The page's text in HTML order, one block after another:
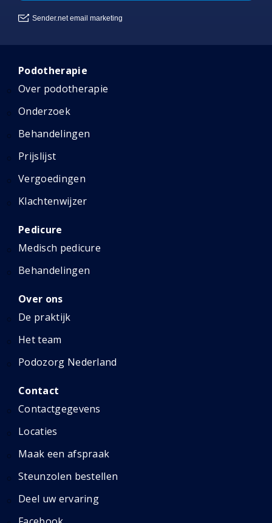
Podotherapie
Over podotherapie
Onderzoek
Behandelingen
Prijslijst
Vergoedingen
Klachtenwijzer
Pedicure
Medisch pedicure
Behandelingen
Over ons
De praktijk
Het team
Podozorg Nederland
Contact
Contactgegevens
Locaties
Maak een afspraak
Steunzolen bestellen
Deel uw ervaring